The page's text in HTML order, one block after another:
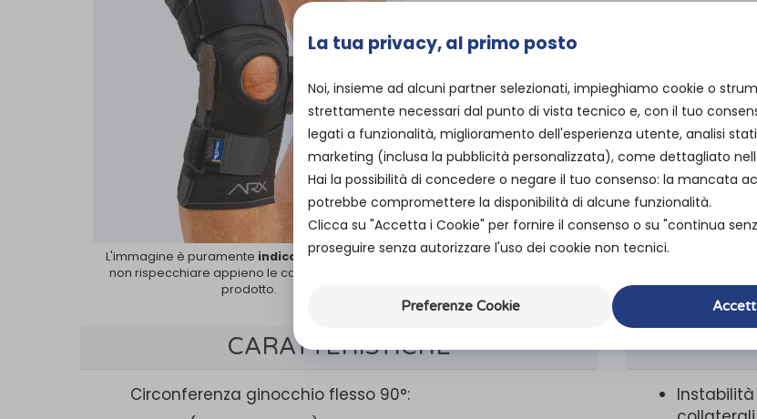
L'immagine è puramente indicativa e potrebbe
non rispecchiare appieno le caratteristiche del
prodotto.
inferiore»
ARX 312 Ginocchiera tubolare con
Struttura in tessuto 3D traspirante
Struttura tubolare con aperture
Supporto rotuleo in ”NRX”
Inserti in silicone antiscivolo
Aste in alluminio con articolazioni
Cinturini di chiusura con Microvelcro®
CARATTERISTICHE
Circonferenza ginocchio flesso 90°:
La tua privacy, al primo posto
Noi, insieme ad alcuni partner selezionati, impieghiamo cookie o
strettamente necessari dal punto di vista tecnico e, con il tuo
legati a funzionalità, miglioramento dell'esperienza utente, analisi
marketing (inclusa la pubblicità personalizzata), come dettagliato
Hai la possibilità di concedere o negare il tuo consenso: la mancata
potrebbe compromettere la disponibilità di alcune funzionalità.
Clicca su "Accetta i Cookie" per fornire il consenso o su "continua
proseguire senza autorizzare l'uso dei cookie non tecnici.
Preferenze Cookie